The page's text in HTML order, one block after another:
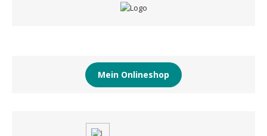
Mein Onlineshop